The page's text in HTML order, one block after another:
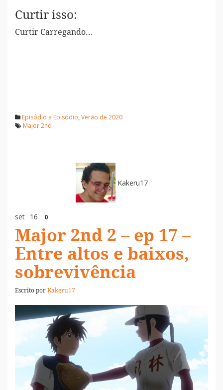
Curtir isso:
Curtir Carregando...
Episódio a Episódio, Verão de 2020
Major 2nd
Kakeru17
set 16 0
Major 2nd 2 – ep 17 –
Entre altos e baixos,
sobrevivência
Escrito porKakeru17